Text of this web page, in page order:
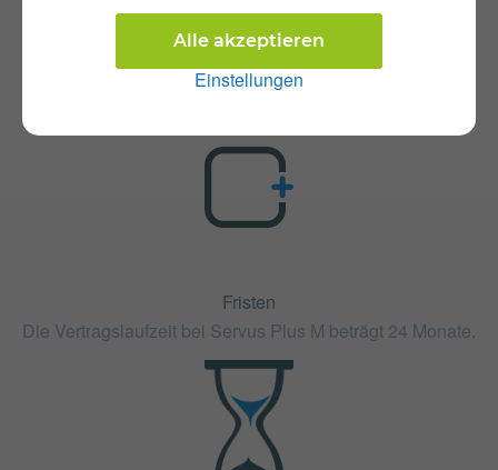
Einstellungen
Alle akzeptieren
Servus Plus M ist mit verschiedenen Zusatzangeboten
erweiterbar. Mehr über kombinierbare Zusatzprodukte
erfahren Sie in unserm Handytarif-Rechner. Dort können
Sie den Tarif nach Belieben mit anderen Angeboten
Fristen
Die Vertragslaufzeit bei Servus Plus M beträgt 24 Monate.